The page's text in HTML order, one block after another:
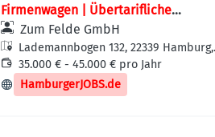
Firmenwagen | Übertarifliche
Vergütung
Zum Felde GmbH
Lademannbogen 132, 22339 Hamburg,
Deutschland
35.000 € - 45.000 € pro Jahr
HamburgerJOBS.de